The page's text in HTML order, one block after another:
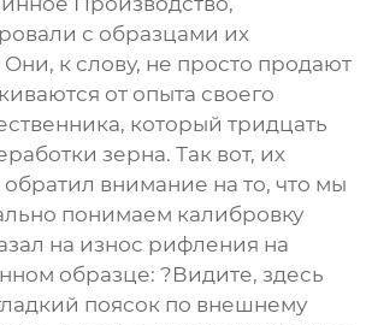
с образцами их
к слову, не просто продают
от опыта своего
который тридцать
зерна. Так вот, их
внимание на то, что мы
понимаем калибровку
на износ рифления на
образце: ?Видите, здесь
поясок по внешнему